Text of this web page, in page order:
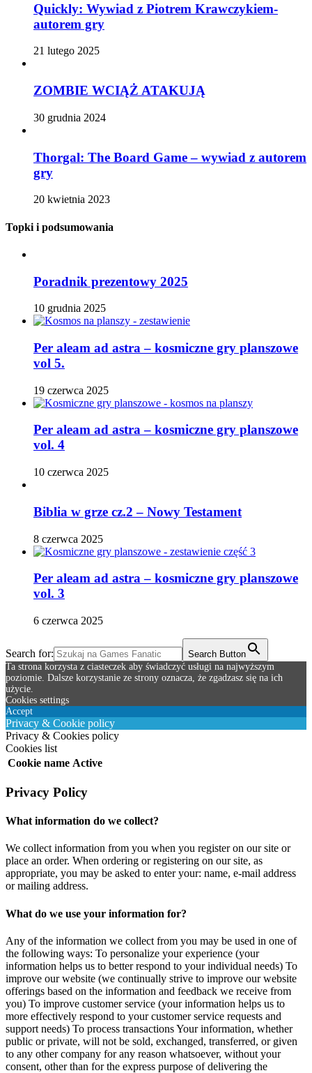
Quickly: Wywiad z Piotrem Krawczykiem-
autorem gry
21 lutego 2025
ZOMBIE WCIĄŻ ATAKUJĄ
30 grudnia 2024
Thorgal: The Board Game – wywiad z autorem
gry
20 kwietnia 2023
Topki i podsumowania
Poradnik prezentowy 2025
10 grudnia 2025
Per aleam ad astra – kosmiczne gry planszowe
vol 5.
19 czerwca 2025
Per aleam ad astra – kosmiczne gry planszowe
vol. 4
10 czerwca 2025
Biblia w grze cz.2 – Nowy Testament
8 czerwca 2025
Per aleam ad astra – kosmiczne gry planszowe
vol. 3
6 czerwca 2025
Search for:
Search Button
Ta strona korzysta z ciasteczek aby świadczyć usługi na najwyższym
poziomie. Dalsze korzystanie ze strony oznacza, że zgadzasz się na ich
użycie.
Cookies settings
Accept
Privacy & Cookie policy
Privacy & Cookies policy
Cookies list
Cookie name Active
Privacy Policy
What information do we collect?
We collect information from you when you register on our site or
place an order. When ordering or registering on our site, as
appropriate, you may be asked to enter your: name, e-mail address
or mailing address.
What do we use your information for?
Any of the information we collect from you may be used in one of
the following ways: To personalize your experience (your
information helps us to better respond to your individual needs) To
improve our website (we continually strive to improve our website
offerings based on the information and feedback we receive from
you) To improve customer service (your information helps us to
more effectively respond to your customer service requests and
support needs) To process transactions Your information, whether
public or private, will not be sold, exchanged, transferred, or given
to any other company for any reason whatsoever, without your
consent, other than for the express purpose of delivering the